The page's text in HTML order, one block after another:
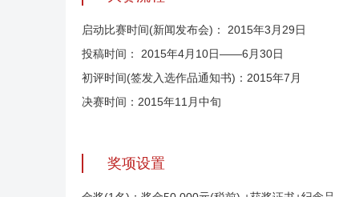
启动比赛时间(新闻发布会)： 2015年3月29日
投稿时间： 2015年4月10日——6月30日
初评时间(签发入选作品通知书)：2015年7月
决赛时间：2015年11月中旬
奖项设置